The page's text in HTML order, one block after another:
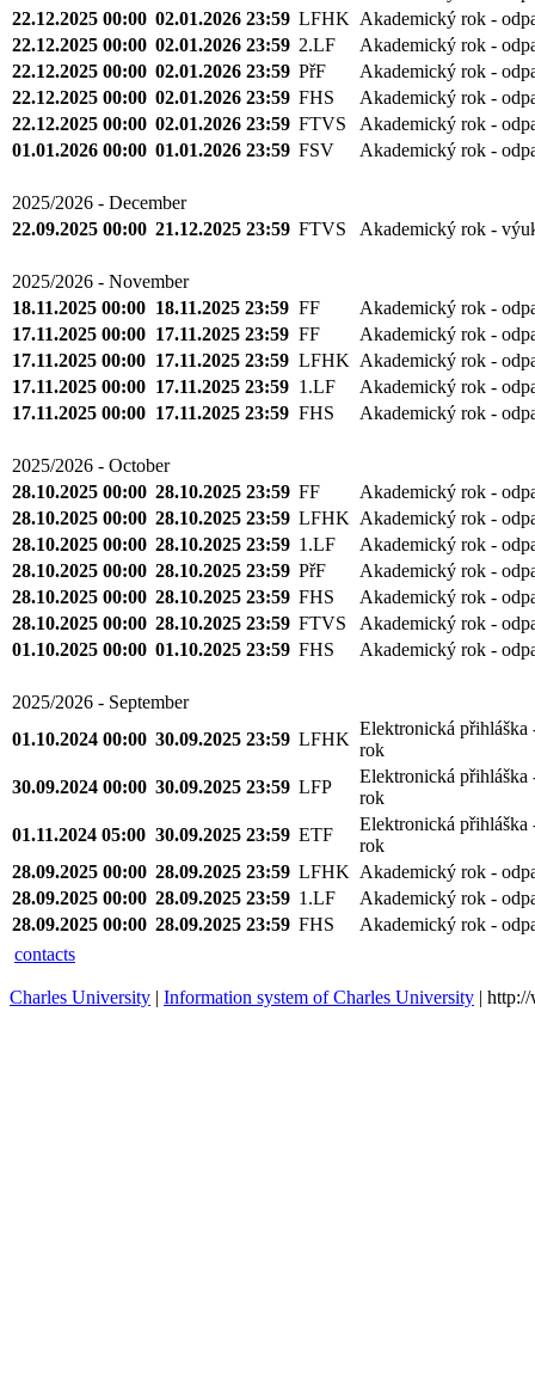
22.12.2025 00:00 02.01.2026 23:59 LFHK Akademický rok -
22.12.2025 00:00 02.01.2026 23:59 2.LF
Akademický rok -
22.12.2025 00:00 02.01.2026 23:59 PřF
Akademický rok -
22.12.2025 00:00 02.01.2026 23:59 FHS
Akademický rok -
22.12.2025 00:00 02.01.2026 23:59 FTVS
Akademický rok -
01.01.2026 00:00 01.01.2026 23:59 FSV Akademický rok -
2025/2026 - December
22.09.2025 00:00 21.12.2025 23:59 FTVS Akademický rok -
2025/2026 - November
18.11.2025 00:00 18.11.2025 23:59 FF
Akademický rok -
17.11.2025 00:00 17.11.2025 23:59 FF
Akademický rok -
17.11.2025 00:00 17.11.2025 23:59 LFHK Akademický rok -
17.11.2025 00:00 17.11.2025 23:59 1.LF
Akademický rok -
17.11.2025 00:00 17.11.2025 23:59 FHS Akademický rok -
2025/2026 - October
28.10.2025 00:00 28.10.2025 23:59 FF
Akademický rok -
28.10.2025 00:00 28.10.2025 23:59 LFHK Akademický rok -
28.10.2025 00:00 28.10.2025 23:59 1.LF
Akademický rok -
28.10.2025 00:00 28.10.2025 23:59 PřF
Akademický rok -
28.10.2025 00:00 28.10.2025 23:59 FHS
Akademický rok -
28.10.2025 00:00 28.10.2025 23:59 FTVS
Akademický rok -
01.10.2025 00:00 01.10.2025 23:59 FHS Akademický rok -
2025/2026 - September
01.10.2024 00:00 30.09.2025 23:59 LFHK
Elektronická přihláška
rok
30.09.2024 00:00 30.09.2025 23:59 LFP
Elektronická přihláška
rok
01.11.2024 05:00 30.09.2025 23:59 ETF
Elektronická přihláška
rok
28.09.2025 00:00 28.09.2025 23:59 LFHK Akademický rok -
28.09.2025 00:00 28.09.2025 23:59 1.LF
Akademický rok -
28.09.2025 00:00 28.09.2025 23:59 FHS
Akademický rok -
contacts
Charles University | Information system of Charles University |